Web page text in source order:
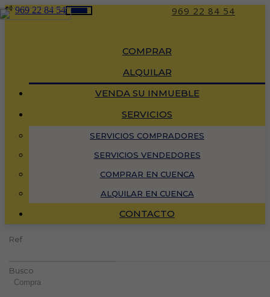
969 22 84 54
969 22 84 54
Toggle
COMPRAR
ALQUILAR
VENDA SU INMUEBLE
SERVICIOS
SERVICIOS COMPRADORES
SERVICIOS VENDEDORES
COMPRAR EN CUENCA
ALQUILAR EN CUENCA
CONTACTO
Ref
Busco
Compra